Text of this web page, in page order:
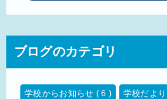
ブログのカテゴリ
学校からお知らせ ( 6 ) 学校だより